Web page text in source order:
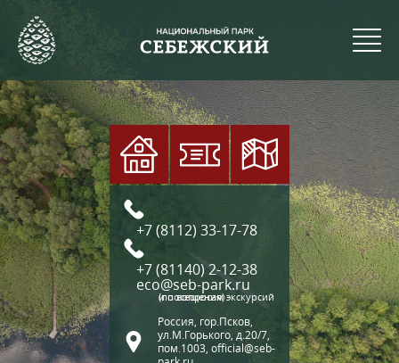
+7 (8112) 33-17-78
+7 (81140) 2-12-38
eco@seb-park.ru
(по вопросам экскурсий и посещения)
Россия, гор.Псков,
ул.М.Горького, д.20/7,
пом.1003, official@seb-